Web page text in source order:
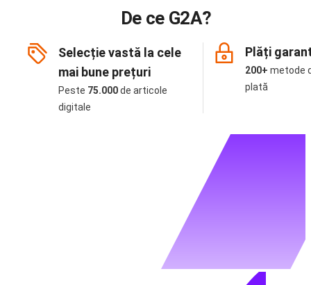
De ce G2A?
Selecție vastă la cele
mai bune prețuri
Peste 75.000de articole
digitale
Plăți
200+ metode
plată